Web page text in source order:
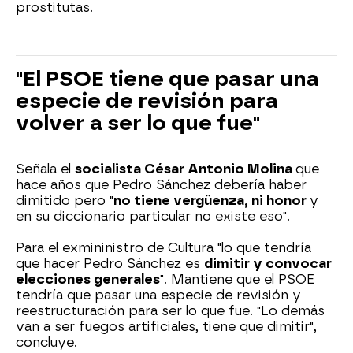
prostitutas.
"El PSOE tiene que pasar una
especie de revisión para
volver a ser lo que fue"
Señala el socialista César Antonio Molina que
hace años que Pedro Sánchez debería haber
dimitido pero "no tiene vergüenza, ni honor y
en su diccionario particular no existe eso".
Para el exmininistro de Cultura "lo que tendría
que hacer Pedro Sánchez es dimitir y convocar
elecciones generales". Mantiene que el PSOE
tendría que pasar una especie de revisión y
reestructuración para ser lo que fue. "Lo demás
van a ser fuegos artificiales, tiene que dimitir",
concluye.